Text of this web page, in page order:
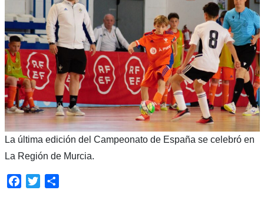
La última edición del Campeonato de España se celebró en
La Región de Murcia.
Facebook
Twitter